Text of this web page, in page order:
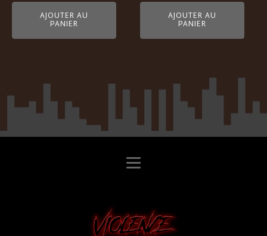
AJOUTER AU
PANIER
AJOUTER AU
PANIER